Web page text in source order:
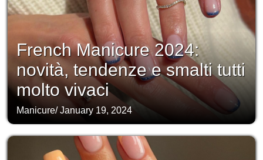
French Manicure 2024:
novità, tendenze e smalti tutti
molto vivaci
Manicure/January 19, 2024